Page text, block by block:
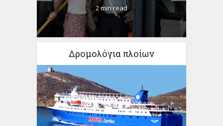
2 min read
Δρομολόγια πλοίων